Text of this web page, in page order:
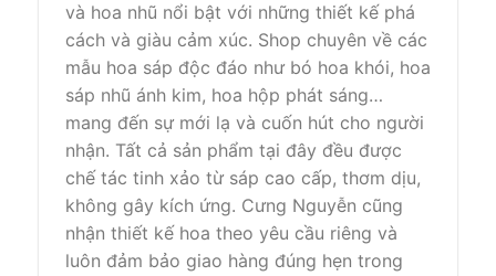
và hoa nhũ nổi bật với những thiết kế phá
cách và giàu cảm xúc. Shop chuyên về các
mẫu hoa sáp độc đáo như bó hoa khói, hoa
sáp nhũ ánh kim, hoa hộp phát sáng…
mang đến sự mới lạ và cuốn hút cho người
nhận. Tất cả sản phẩm tại đây đều được
chế tác tinh xảo từ sáp cao cấp, thơm dịu,
không gây kích ứng. Cưng Nguyễn cũng
nhận thiết kế hoa theo yêu cầu riêng và
luôn đảm bảo giao hàng đúng hẹn trong